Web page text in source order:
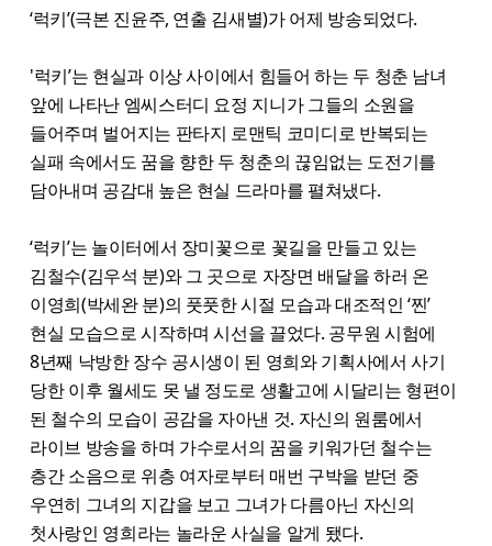
‘럭키’(극본 진윤주, 연출 김새별)가 어제 방송되었다.
'럭키’는 현실과 이상 사이에서 힘들어 하는 두 청춘 남녀
앞에 나타난 엠씨스터디 요정 지니가 그들의 소원을
들어주며 벌어지는 판타지 로맨틱 코미디로 반복되는
실패 속에서도 꿈을 향한 두 청춘의 끊임없는 도전기를
담아내며 공감대 높은 현실 드라마를 펼쳐냈다.
‘럭키’는 놀이터에서 장미꽃으로 꽃길을 만들고 있는
김철수(김우석 분)와 그 곳으로 자장면 배달을 하러 온
이영희(박세완 분)의 풋풋한 시절 모습과 대조적인 ‘찐’
현실 모습으로 시작하며 시선을 끌었다. 공무원 시험에
8년째 낙방한 장수 공시생이 된 영희와 기획사에서 사기
당한 이후 월세도 못 낼 정도로 생활고에 시달리는 형편이
된 철수의 모습이 공감을 자아낸 것. 자신의 원룸에서
라이브 방송을 하며 가수로서의 꿈을 키워가던 철수는
층간 소음으로 위층 여자로부터 매번 구박을 받던 중
우연히 그녀의 지갑을 보고 그녀가 다름아닌 자신의
첫사랑인 영희라는 놀라운 사실을 알게 됐다.